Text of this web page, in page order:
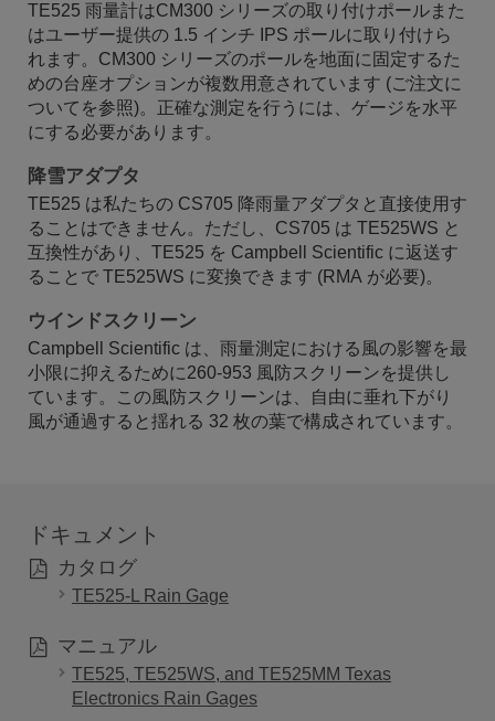
TE525 雨量計はCM300 シリーズの取り付けポールまた
はユーザー提供の 1.5 インチ IPS ポールに取り付けら
れます。CM300 シリーズのポールを地面に固定するた
めの台座オプションが複数用意されています (ご注文に
ついてを参照)。正確な測定を行うには、ゲージを水平
にする必要があります。
降雪アダプタ
TE525 は私たちの CS705 降雨量アダプタと直接使用す
ることはできません。ただし、CS705 は TE525WS と
互換性があり、TE525 を Campbell Scientific に返送す
ることで TE525WS に変換できます (RMA が必要)。
ウインドスクリーン
Campbell Scientific は、雨量測定における風の影響を最
小限に抑えるために260-953 風防スクリーンを提供し
ています。この風防スクリーンは、自由に垂れ下がり
風が通過すると揺れる 32 枚の葉で構成されています。
ドキュメント
カタログ
TE525-L Rain Gage
マニュアル
TE525, TE525WS, and TE525MM Texas
Electronics Rain Gages